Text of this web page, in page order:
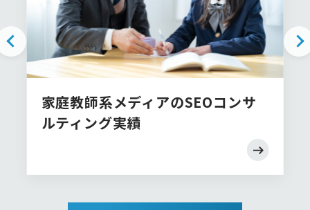
家庭教師系メディアのSEOコンサ
ルティング実績